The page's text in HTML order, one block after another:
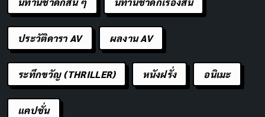
ประวัติดารา AV ผลงาน AV
ระทึกขวัญ (THRILLER) หนังฝรั่ง อนิเมะ
แคปชั่น